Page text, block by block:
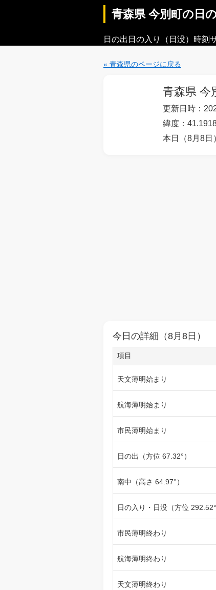
青森県 今別町の日
日の出日の入り（日没）時刻
« 青森県のページに戻る
青森県 今
更新日時：
緯度：
本日（8月8日
今日の詳細（8月8日）
項目
天文薄明始まり
航海薄明始まり
市民薄明始まり
日の出（方位 67.32°）
南中（高さ 64.97°）
日の入り・日没（方位 292.52°
市民薄明終わり
航海薄明終わり
天文薄明終わり